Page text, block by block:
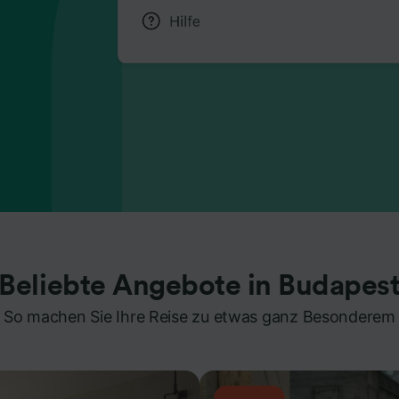
Beliebte Angebote in
So machen Sie Ihre Reise zu etwas ganz Besonderem